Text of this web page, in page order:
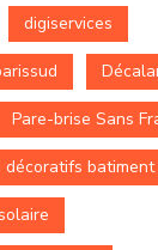
digiservices
Pare-brise Sans
décoratifs batiment